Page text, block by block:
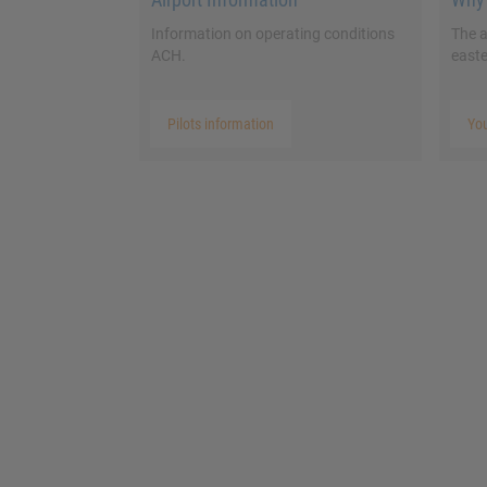
Information on operating conditions
ACH.
Pilots information
The